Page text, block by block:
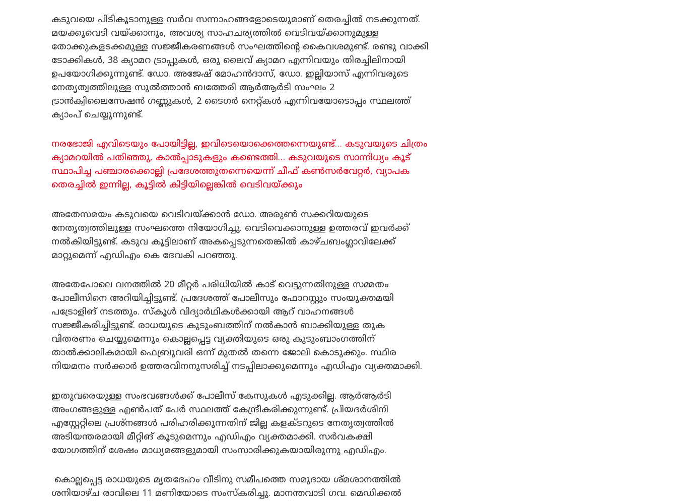
കടുവയെ പിടികൂടാനുള്ള സർവ സന്നാഹങ്ങളോടെയുമാണ് തെരച്ചിൽ നടക്കുന്നത്.
മയക്കുവെടി വയ്ക്കാനും, അവശ്യ സാഹചര്യത്തിൽ വെടിവയ്ക്കാനുമുള്ള
തോക്കുകളടക്കമുള്ള സജ്ജീകരണങ്ങൾ സംഘത്തിന്റെ കൈവശമുണ്ട്. രണ്ടു വാക്കി
ടോക്കികൾ, 38 ക്യാമറ ട്രാപ്പുകൾ, ഒരു ലൈവ് ക്യാമറ എന്നിവയും തിരച്ചിലിനായി
ഉപയോഗിക്കുന്നുണ്ട്. ഡോ. അജേഷ് മോഹൻദാസ്, ഡോ. ഇല്ലിയാസ് എന്നിവരുടെ
നേതൃത്വത്തിലുള്ള സുൽത്താൻ ബത്തേരി ആർആർടി സംഘം 2
ട്രാൻക്വിലൈസേഷൻ ഗണ്ണുകൾ, 2 ടൈഗർ നെറ്റ്കൾ എന്നിവയോടൊപ്പം സ്ഥലത്ത്
ക്യാംപ് ചെയ്യുന്നുണ്ട്.
നരഭോജി എവിടെയും പോയിട്ടില്ല, ഇവിടെയൊക്കെത്തന്നെയുണ്ട്… കടുവയുടെ ചിത്രം
ക്യാമറയിൽ പതിഞ്ഞു, കാൽപ്പാടുകളും കണ്ടെത്തി… കടുവയുടെ സാന്നിധ്യം കൂട്
സ്ഥാപിച്ച പഞ്ചാരക്കൊല്ലി പ്രദേശത്തുതന്നെയെന്ന് ചീഫ് കൺസർവേറ്റർ, വ്യാപക
തെരച്ചിൽ ഇന്നില്ല, കൂട്ടിൽ കിട്ടിയില്ലെങ്കിൽ വെടിവയ്ക്കും
അതേസമയം കടുവയെ വെടിവയ്ക്കാൻ ഡോ. അരുൺ സക്കറിയയുടെ
നേതൃത്വത്തിലുള്ള സംഘത്തെ നിയോഗിച്ചു. വെടിവെക്കാനുള്ള ഉത്തരവ് ഇവർക്ക്
നൽകിയിട്ടുണ്ട്. കടുവ കൂട്ടിലാണ് അകപ്പെടുന്നതെങ്കിൽ കാഴ്ചബംഗ്ലാവിലേക്ക്
മാറ്റുമെന്ന് എഡിഎം കെ ദേവകി പറഞ്ഞു.
അതേപോലെ വനത്തിൽ 20 മീറ്റർ പരിധിയിൽ കാട് വെട്ടുന്നതിനുള്ള സമ്മതം
പോലീസിനെ അറിയിച്ചിട്ടുണ്ട്. പ്രദേശത്ത് പോലീസും ഫോറസ്റ്റും സംയുക്തമയി
പട്രോളിങ് നടത്തും. സ്‌കൂൾ വിദ്യാർഥികൾക്കായി ആറ് വാഹനങ്ങൾ
സജ്ജീകരിച്ചിട്ടുണ്ട്. രാധയുടെ കുടുംബത്തിന് നൽകാൻ ബാക്കിയുള്ള തുക
വിതരണം ചെയ്യുമെന്നും കൊല്ലപ്പെട്ട വ്യക്തിയുടെ ഒരു കുടുംബാംഗത്തിന്
താൽക്കാലികമായി ഫെബ്രുവരി ഒന്ന് മുതൽ തന്നെ ജോലി കൊടുക്കും. സ്ഥിര
നിയമനം സർക്കാർ ഉത്തരവിനനുസരിച്ച് നടപ്പിലാക്കുമെന്നും എഡിഎം വ്യക്തമാക്കി.
ഇതുവരെയുള്ള സംഭവങ്ങൾക്ക് പോലീസ് കേസുകൾ എടുക്കില്ല. ആർആർടി
അംഗങ്ങളുള്ള എൺപത് പേർ സ്ഥലത്ത് കേന്ദ്രീകരിക്കുന്നുണ്ട്. പ്രിയദർശിനി
എസ്റ്റേറ്റിലെ പ്രശ്‌നങ്ങൾ പരിഹരിക്കുന്നതിന് ജില്ല കളക്ടറുടെ നേതൃത്വത്തിൽ
അടിയന്തരമായി മീറ്റിങ് കൂടുമെന്നും എഡിഎം വ്യക്തമാക്കി. സർവകക്ഷി
യോഗത്തിന് ശേഷം മാധ്യമങ്ങളുമായി സംസാരിക്കുകയായിരുന്നു എഡിഎം.
‌ കൊല്ലപ്പെട്ട രാധയുടെ മൃതദേഹം വീടിനു സമീപത്തെ സമുദായ ശ്മശാനത്തിൽ
‌ശനിയാഴ്ച രാവിലെ 11 മണിയോടെ സംസ്‌കരിച്ചു. മാനന്തവാടി ഗവ. മെഡിക്കൽ